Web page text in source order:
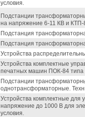
условия.
Подстанции
на напряжение 6-11 КВ и КТП-
Подстанция
Подстанция
Устройства
Устройства комплектные
печатных машин ПОК-84
Подстанции
однотрансформаторные.
Устройства комплектные для
напряжение до 1000 В для
условия.